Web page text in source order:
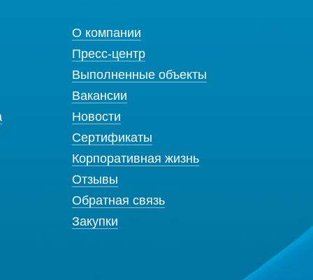
О компании
Пресс-центр
Выполненные объекты
Вакансии
Новости
Сертификаты
Корпоративная жизнь
Отзывы
Обратная связь
Закупки